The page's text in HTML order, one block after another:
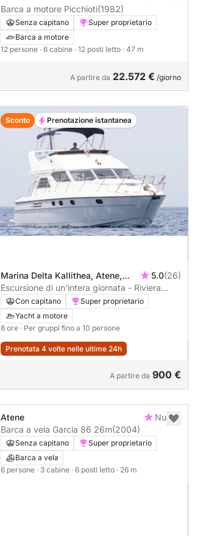
Barca a motore Picchioti(1982)
Senza capitano
Super proprietario
Barca a motore
12 persone · 6 cabine · 12 posti letto · 47 m
A partire da 22.572 € /giorno
Marina Delta Kallithea, Atene,
Grecia
5.0(26)
Escursione di un'intera giornata - Riviera
ateniese
Con capitano
Super proprietario
Yacht a motore
8 ore · Per gruppi fino a 10 persone
Prenotata 4 volte nelle ultime 24h
A partire da 900 €
Sconto Prenotazione istantanea
Atene
Nuovo
Barca a vela Garcia 86 26m(2004)
Senza capitano
Super proprietario
Barca a vela
6 persone · 3 cabine · 6 posti letto · 26 m